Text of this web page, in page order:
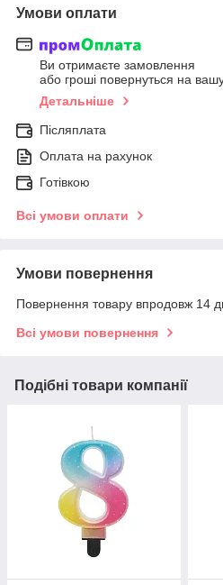
Умови оплати
Ви отримаєте замовлення
або гроші повернуться на
Детальніше
Післяплата
Оплата на рахунок
Готівкою
Всі умови оплати
Умови повернення
Повернення товару впродовж 14
Всі умови повернення
Подібні товари компанії